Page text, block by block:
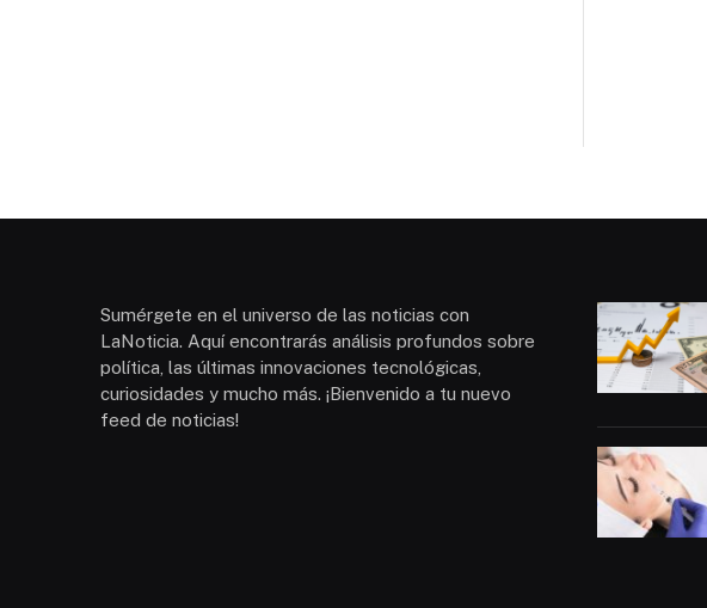
Sumérgete en el universo de las noticias con
LaNoticia. Aquí encontrarás análisis profundos sobre
política, las últimas innovaciones tecnológicas,
curiosidades y mucho más. ¡Bienvenido a tu nuevo
feed de noticias!